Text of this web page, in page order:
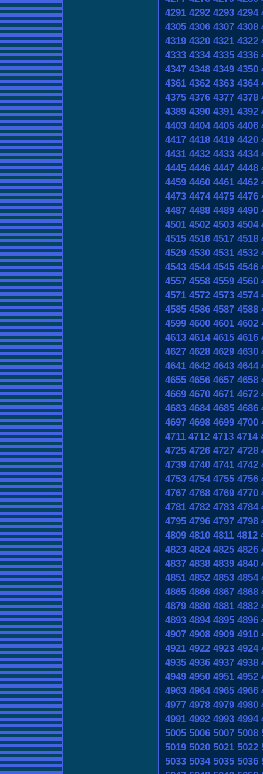
4291 4292 4293 4294
4305 4306 4307 4308
4319 4320 4321 4322
4333 4334 4335 4336
4347 4348 4349 4350
4361 4362 4363 4364
4375 4376 4377 4378
4389 4390 4391 4392
4403 4404 4405 4406
4417 4418 4419 4420
4431 4432 4433 4434
4445 4446 4447 4448
4459 4460 4461 4462
4473 4474 4475 4476
4487 4488 4489 4490
4501 4502 4503 4504
4515 4516 4517 4518
4529 4530 4531 4532
4543 4544 4545 4546
4557 4558 4559 4560
4571 4572 4573 4574
4585 4586 4587 4588
4599 4600 4601 4602
4613 4614 4615 4616
4627 4628 4629 4630
4641 4642 4643 4644
4655 4656 4657 4658
4669 4670 4671 4672
4683 4684 4685 4686
4697 4698 4699 4700
4711 4712 4713 4714
4725 4726 4727 4728
4739 4740 4741 4742
4753 4754 4755 4756
4767 4768 4769 4770
4781 4782 4783 4784
4795 4796 4797 4798
4809 4810 4811 4812
4823 4824 4825 4826
4837 4838 4839 4840
4851 4852 4853 4854
4865 4866 4867 4868
4879 4880 4881 4882
4893 4894 4895 4896
4907 4908 4909 4910
4921 4922 4923 4924
4935 4936 4937 4938
4949 4950 4951 4952
4963 4964 4965 4966
4977 4978 4979 4980
4991 4992 4993 4994
5005 5006 5007 5008
5019 5020 5021 5022
5033 5034 5035 5036